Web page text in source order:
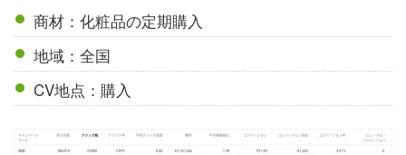
商材：化粧品の定期購入
地域：全国
CV地点：購入